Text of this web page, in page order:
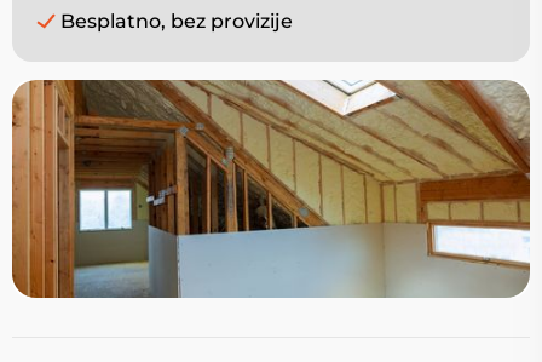
Besplatno, bez provizije